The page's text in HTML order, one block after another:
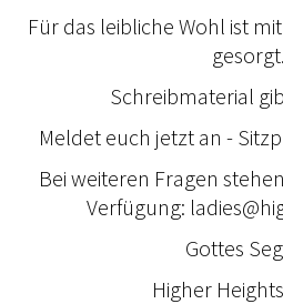
Für das leibliche Wohl ist
gesorgt.
Schreibmaterial
Meldet euch jetzt an -
Bei weiteren Fragen
Verfügung:
Gottes
Higher